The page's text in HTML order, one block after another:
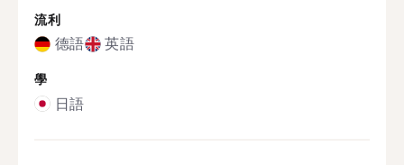
流利
德語 英語
學
日語